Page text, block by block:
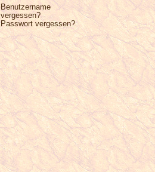
Benutzername
vergessen?
Passwort vergessen?